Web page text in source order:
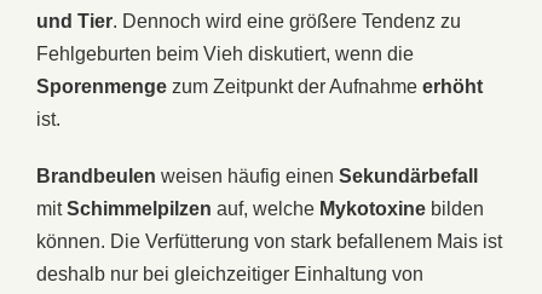
und Tier. Dennoch wird eine größere Tendenz zu
Fehlgeburten beim Vieh diskutiert, wenn die
Sporenmenge zum Zeitpunkt der Aufnahme erhöht
ist.
Brandbeulen weisen häufig einen Sekundärbefall
mitSchimmelpilzen auf, welche Mykotoxine bilden
können. Die Verfütterung von stark befallenem Mais ist
deshalb nur bei gleichzeitiger Einhaltung von